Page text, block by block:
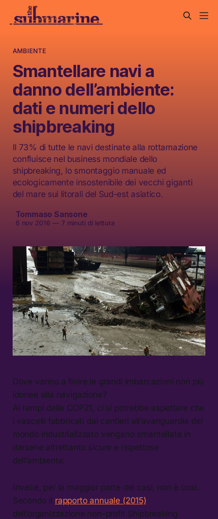
AMBIENTE
Smantellare navi a
danno dell’ambiente:
dati e numeri dello
shipbreaking
Il 73% di tutte le navi destinate alla rottamazione
confluisce nel business mondiale dello
shipbreaking, lo smontaggio manuale ed
ecologicamente insostenibile dei vecchi giganti
del mare sui litorali del Sud-est asiatico.
Tommaso Sansone
6 nov 2016 — 7 minuti di lettura
Dove vanno a finire le grandi imbarcazioni non più
idonee alla navigazione?
Ai tempi della COP21, ci si potrebbe aspettare che
i vascelli fabbricati dai cantieri all’avanguardia del
mondo industrializzato vengano smantellate in
darsene altrettanto sicure e rispettose
dell’ambiente.
Invece, per la maggior parte dei casi, non è così.
Secondo il rapporto annuale (2015)
dell’organizzazione non-profit Shipbreaking